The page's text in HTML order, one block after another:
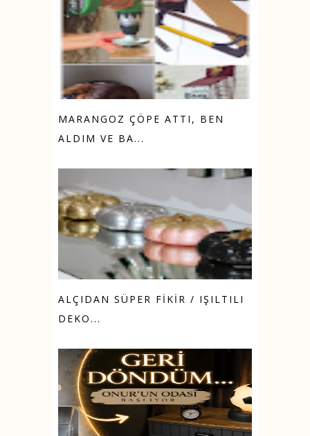
MARANGOZ ÇÖPE ATTI, BEN
ALDIM VE BA...
ALÇIDAN SÜPER FİKİR / IŞILTILI
DEKO...